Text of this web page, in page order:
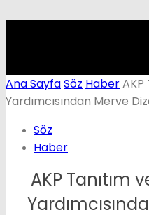
Ana SayfaSöz HaberAKP
Yardımcısından Merve
Söz
Haber
AKP Tanıtım